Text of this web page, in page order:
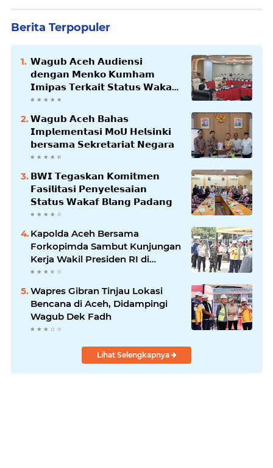
Berita Terpopuler
𝗪𝗮𝗴𝘂𝗯 𝗔𝗰𝗲𝗵 𝗔𝘂𝗱𝗶𝗲𝗻𝘀𝗶
𝗱𝗲𝗻𝗴𝗮𝗻 𝗠𝗲𝗻𝗸𝗼 𝗞𝘂𝗺𝗵𝗮𝗺
𝗜𝗺𝗶𝗽𝗮𝘀 𝗧𝗲𝗿𝗸𝗮𝗶𝘁 𝗦𝘁𝗮𝘁𝘂𝘀 𝗪𝗮𝗸𝗮𝗳
𝗕𝗹𝗮𝗻𝗴𝗽𝗮𝗱𝗮𝗻𝗴
𝗪𝗮𝗴𝘂𝗯 𝗔𝗰𝗲𝗵 𝗕𝗮𝗵𝗮𝘀
𝗜𝗺𝗽𝗹𝗲𝗺𝗲𝗻𝘁𝗮𝘀𝗶 𝗠𝗼𝗨 𝗛𝗲𝗹𝘀𝗶𝗻𝗸𝗶
𝗯𝗲𝗿𝘀𝗮𝗺𝗮 𝗦𝗲𝗸𝗿𝗲𝘁𝗮𝗿𝗶𝗮𝘁 𝗡𝗲𝗴𝗮𝗿𝗮
𝗕𝗪𝗜 𝗧𝗲𝗴𝗮𝘀𝗸𝗮𝗻 𝗞𝗼𝗺𝗶𝘁𝗺𝗲𝗻
𝗙𝗮𝘀𝗶𝗹𝗶𝘁𝗮𝘀𝗶 𝗣𝗲𝗻𝘆𝗲𝗹𝗲𝘀𝗮𝗶𝗮𝗻
𝗦𝘁𝗮𝘁𝘂𝘀 𝗪𝗮𝗸𝗮𝗳 𝗕𝗹𝗮𝗻𝗴 𝗣𝗮𝗱𝗮𝗻𝗴
Kapolda Aceh Bersama
Forkopimda Sambut Kunjungan
Kerja Wakil Presiden RI di
Kabupaten Bireuen
Wapres Gibran Tinjau Lokasi
Bencana di Aceh, Didampingi
Wagub Dek Fadh
Lihat Selengkapnya